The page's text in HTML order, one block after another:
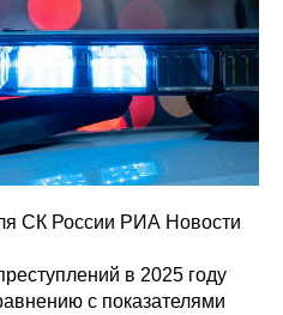
СК России РИА Новости
в 2025 году
с показателями